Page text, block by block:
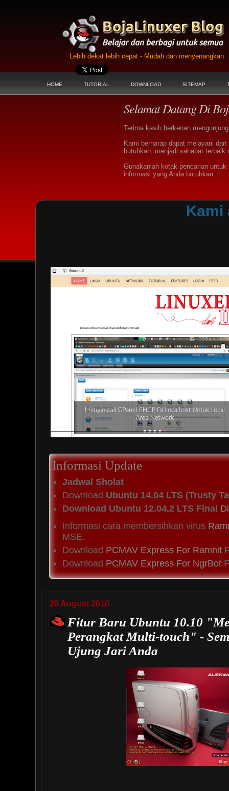
Lebih dekat lebih cepat - Mudah dan menyenangkan
HOME TUTORIAL DOWNLOAD SITEMAP
Selamat Datang Di
Terima kasih berkenan
Kami berharap dapat melayani
butuhkan, menjadi sahabat
Gunakanlah kotak pencarian
informasi yang Anda butuhkan.
Kami
Mengenal Tag Conditional Untuk Blogger
Menjalankan instruksi tertentu pada blogspot merupakan aktifitas
Informasi Update
Jadwal Sholat
Download Ubuntu 14.04 LTS (Trusty
Download Ubuntu 12.04.2 LTS Final
Informasi cara membersihkan virus
MSE.
Download PCMAV Express For Ramnit
Download PCMAV Express For NgrBot
20 August 2010
Fitur Baru Ubuntu 10.10
Perangkat Multi-touch" -
Ujung Jari Anda